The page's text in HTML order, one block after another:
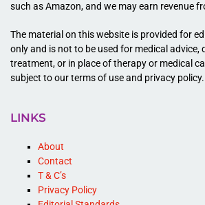
such as Amazon, and we may earn revenue
The material on this website is provided for
only and is not to be used for medical advice,
treatment, or in place of therapy or medical
subject to our terms of use and privacy policy.
LINKS
About
Contact
T & C’s
Privacy Policy